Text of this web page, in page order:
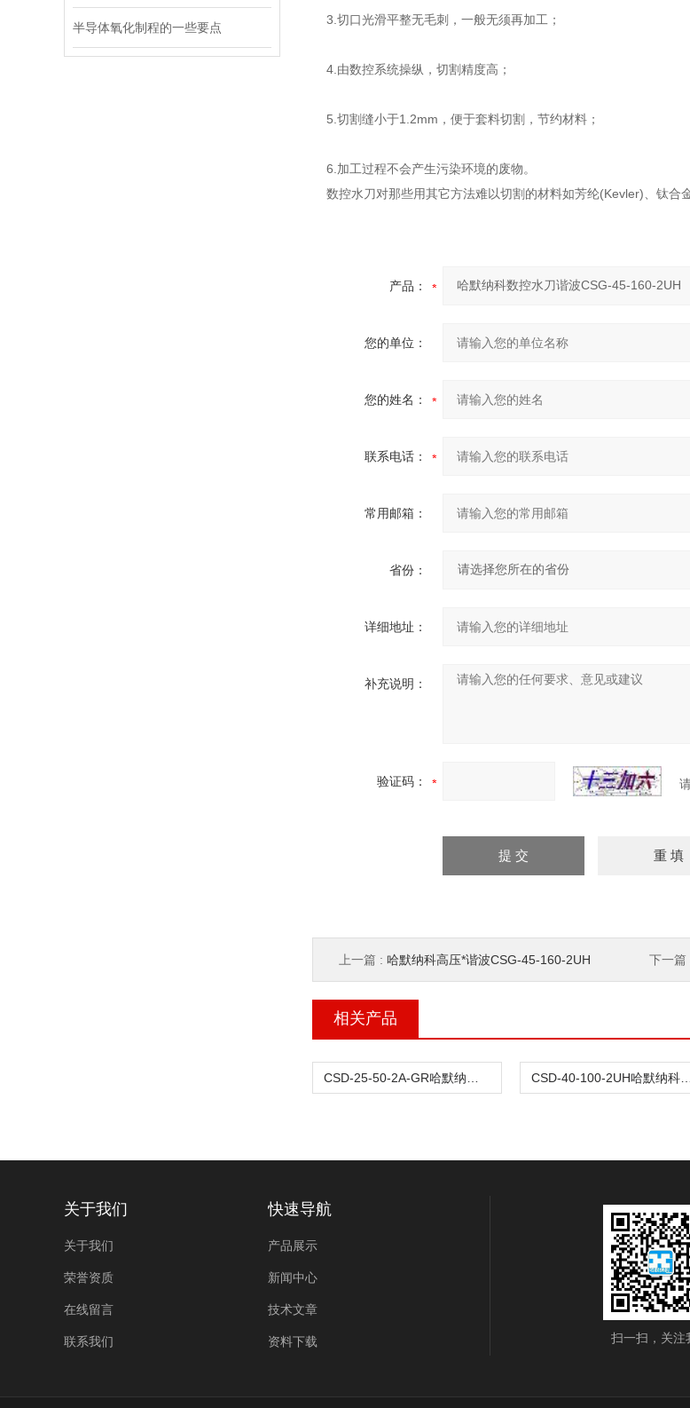
半导体氧化制程的一些要点
3.切口光滑平整无毛刺，一般无须再加工；
4.由数控系统操纵，切割精度高；
5.切割缝小于1.2mm，便于套料切割，节约材料；
6.加工过程不会产生污染环境的废物。
数控水刀对那些用其它方法难以切割的材料如芳纶(Kevler)、钛合
产品：
您的单位：
您的姓名：
联系电话：
常用邮箱：
省份：
详细地址：
补充说明：
验证码：
上一篇 : 哈默纳科高压*谐波CSG-45-160-2UH 下一篇
相关产品
关于我们
关于我们
荣誉资质
在线留言
联系我们
快速导航
产品展示
新闻中心
技术文章
资料下载 扫一扫，关注